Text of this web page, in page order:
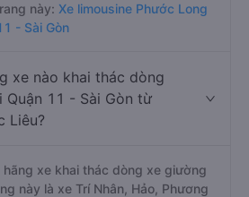
này: Xe limousine Phước Long
- Sài Gòn
xe nào khai thác dòng
Quận 11 - Sài Gòn từ
Liêu?
hãng xe khai thác dòng xe giường
này là xe Trí Nhân, Hảo, Phương